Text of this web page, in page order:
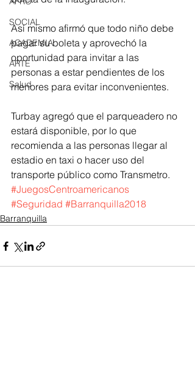
SOCIAL
ACADEMIA
ARTE
Salud
Así mismo afirmó que todo niño debe
pagar su boleta y aprovechó la
oportunidad para invitar a las
personas a estar pendientes de los
menores para evitar inconvenientes.
Turbay agregó que el parqueadero no
estará disponible, por lo que
recomienda a las personas llegar al
estadio en taxi o hacer uso del
transporte público como Transmetro.
#JuegosCentroamericanos
#Seguridad #Barranquilla2018
Barranquilla